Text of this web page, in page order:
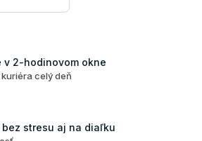
v 2-hodinovom okne
celý deň
bez stresu aj na diaľku